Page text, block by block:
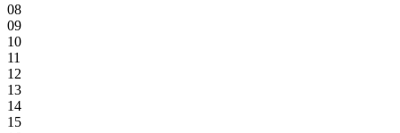
08
09
10
11
12
13
14
15